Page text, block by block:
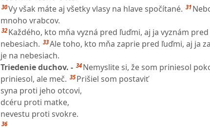
30Vy však máte aj všetky vlasy na hlave spočítané. 31
mnoho vrabcov.
32 Každého, kto mňa vyzná pred ľuďmi, aj ja vyznám
nebesiach. 33Ale toho, kto mňa zaprie pred ľuďmi, aj ja
je na nebesiach.
Triedenie duchov. - 34 Nemyslite si, že som priniesol
priniesol, ale meč. 35 Prišiel som postaviť
syna proti jeho otcovi,
dcéru proti matke,
nevestu proti svokre.
36